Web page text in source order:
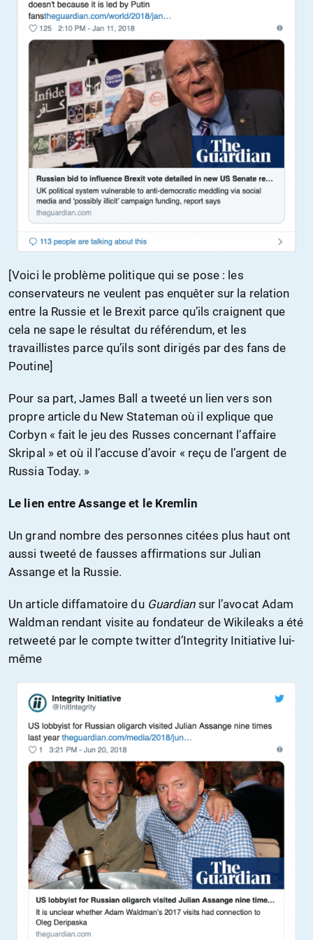
[Voici le problème politique qui se pose : les
conservateurs ne veulent pas enquêter sur la relation
entre la Russie et le Brexit parce qu’ils craignent que
cela ne sape le résultat du référendum, et les
travaillistes parce qu’ils sont dirigés par des fans de
Poutine]
Pour sa part, James Ball a tweeté un lien vers son
propre article du New Stateman où il explique que
Corbyn « fait le jeu des Russes concernant l’affaire
Skripal » et où il l’accuse d’avoir « reçu de l’argent de
Russia Today. »
Le lien entre Assange et le Kremlin
Un grand nombre des personnes citées plus haut ont
aussi tweeté de fausses affirmations sur Julian
Assange et la Russie.
Un article diffamatoire du Guardiansur l’avocat Adam
Waldman rendant visite au fondateur de Wikileaks a été
retweeté par le compte twitter d’Integrity Initiative lui-
même